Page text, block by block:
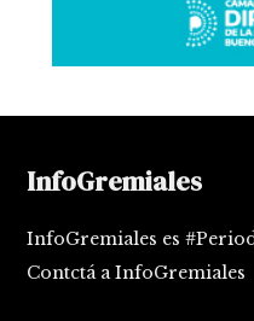
InfoGremiales
InfoGremiales es
Contctá a InfoGremiales